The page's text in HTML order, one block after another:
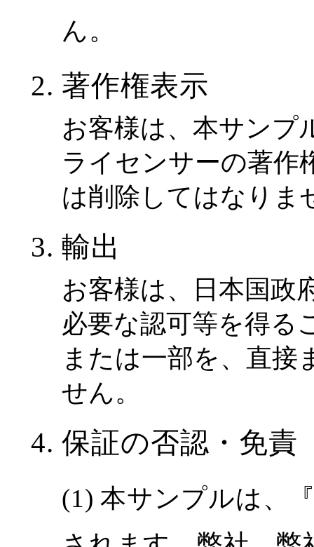
ん。
著作権表示
お客様は、本サンプ
ライセンサーの著作
は削除してはなりま
輸出
お客様は、日本国政
必要な認可等を得る
または一部を、直接
せん。
保証の否認・免責
本サンプルは、